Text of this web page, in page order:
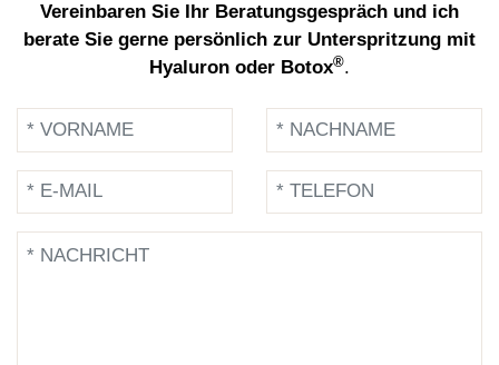
Vereinbaren Sie Ihr Beratungsgespräch und ich
berate Sie gerne persönlich zur Unterspritzung mit
Hyaluron oder Botox®.